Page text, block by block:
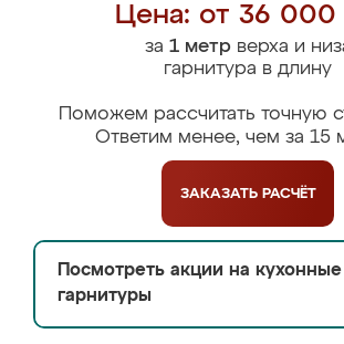
Цена: от 36 000
за 1 метрверха и
гарнитура в длину
Поможем рассчитать точную
Ответим менее, чем за 15
ЗАКАЗАТЬ РАСЧЁТ
Посмотреть акции на кухонные
гарнитуры